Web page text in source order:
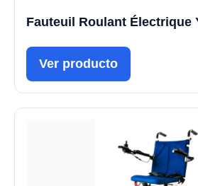
Fauteuil Roulant Électrique
Ver producto